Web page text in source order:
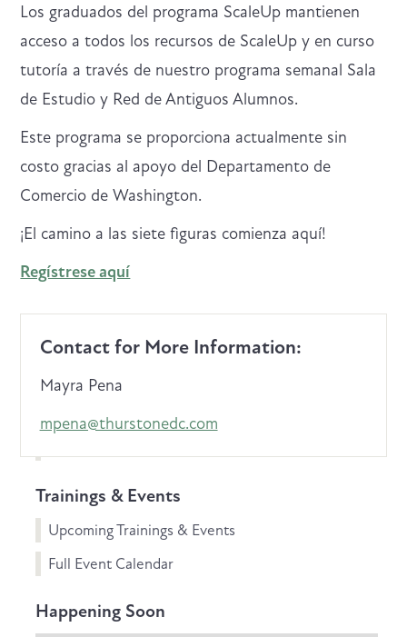
Los graduados del programa ScaleUp mantienen
acceso a todos los recursos de ScaleUp y en curso
tutoría a través de nuestro programa semanal Sala
de Estudio y Red de Antiguos Alumnos.
Este programa se proporciona actualmente sin
costo gracias al apoyo del Departamento de
Comercio de Washington.
¡El camino a las siete figuras comienza aquí!
Regístrese aquí
Contact for More Information:
Mayra Pena
mpena@thurstonedc.com
Trainings & Events
Upcoming Trainings & Events
Full Event Calendar
Happening Soon